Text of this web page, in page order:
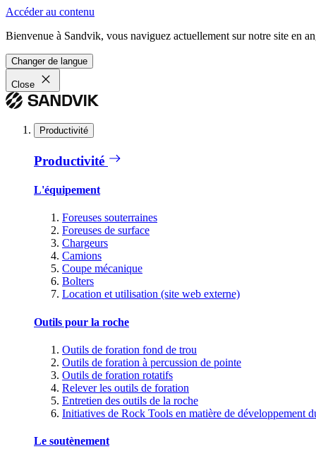
Accéder au contenu
Bienvenue à Sandvik, vous naviguez actuellement sur notre site en
Changer de langue
Close
Productivité
Productivité
L'équipement
Foreuses souterraines
Foreuses de surface
Chargeurs
Camions
Coupe mécanique
Bolters
Location et utilisation (site web externe)
Outils pour la roche
Outils de foration fond de trou
Outils de foration à percussion de pointe
Outils de foration rotatifs
Relever les outils de foration
Entretien des outils de la roche
Initiatives de Rock Tools en matière de développement
Le soutènement